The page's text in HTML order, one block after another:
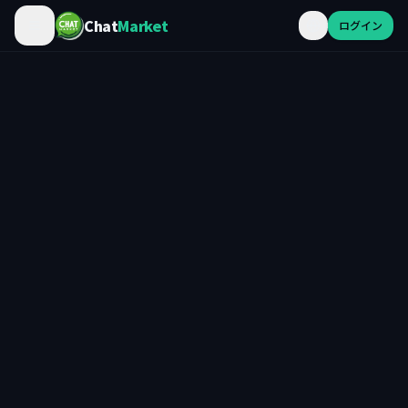
ChatMarket ログイン